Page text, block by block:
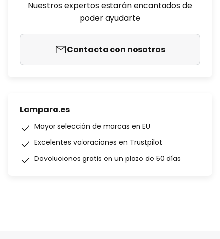
Nuestros expertos estarán encantados de
poder ayudarte
Contacta con nosotros
Lampara.es
Mayor selección de marcas en EU
Excelentes valoraciones en Trustpilot
Devoluciones gratis en un plazo de 50 días